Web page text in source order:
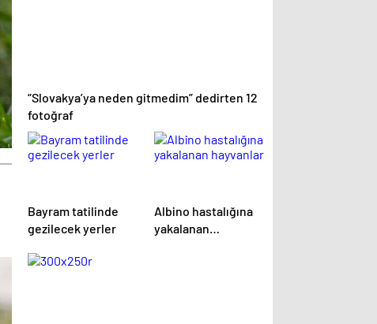
“Slovakya’ya neden gitmedim” dedirten 12
fotoğraf
Bayram tatilinde
gezilecek yerler
Albino hastalığına
yakalanan